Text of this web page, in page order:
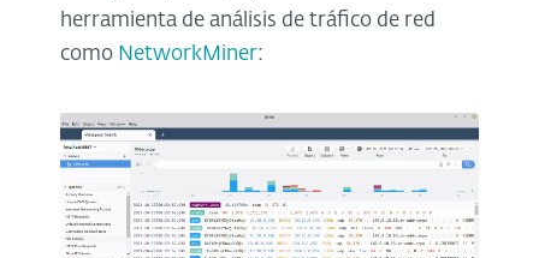
herramienta de análisis de tráfico de red
como NetworkMiner: